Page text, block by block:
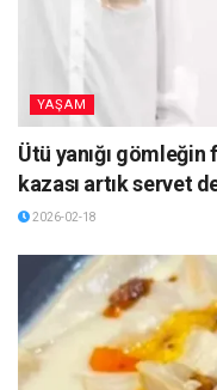
YAŞAM
Ütü yanığı
kazası artık servet
2026-02-18